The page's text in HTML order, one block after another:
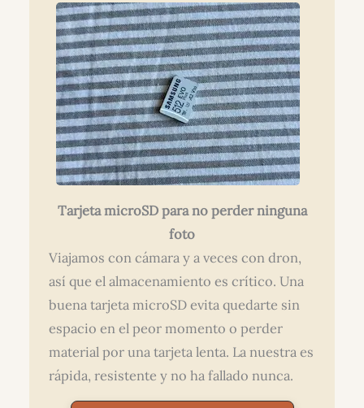
Tarjeta microSD para no perder ninguna
foto
Viajamos con cámara y a veces con dron,
así que el almacenamiento es crítico. Una
buena tarjeta microSD evita quedarte sin
espacio en el peor momento o perder
material por una tarjeta lenta. La nuestra es
rápida, resistente y no ha fallado nunca.